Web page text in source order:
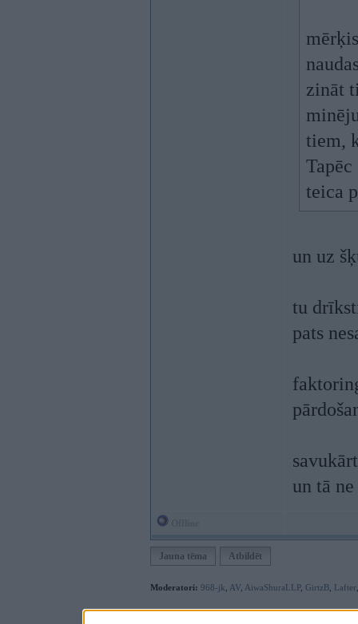
zināt
tiem,
teica
un uz
tu
pats
un tā
Jauna tēma Atbildēt
Moderatori: 968-jk AV AiwaShuraLLP, GirtzB Lafter